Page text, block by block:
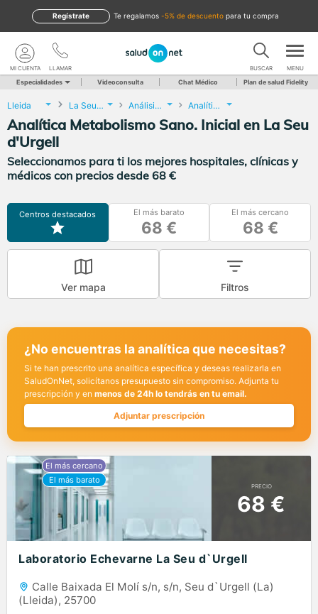
te regalamos -5% de descuento para tu compra
Regístrate
LLAMAR
MI CUENTA BUSCAR MENU
Especialidades Videoconsulta Chat Médico Plan de salud Fidelity
Lleida La Seu d'Urgell Análisis Clínicos Analítica Metabolismo Sano. Inicial
Analítica Metabolismo Sano. Inicial en La Seu
d'Urgell
Seleccionamos para ti los mejores hospitales, clínicas y
médicos con precios desde 68 €
Centros destacados El más barato
68 €
El más cercano
68 €
Ver mapa Filtros
¿No encuentras la analítica que necesitas?
Si te han prescrito una analítica específica y deseas realizarla en
SaludOnNet, solicítanos presupuesto sin compromiso. Adjunta tu
prescripción y en menos de 24h lo tendrás en tu email.
Adjuntar prescripción
PRECIO
68 €
Laboratorio Echevarne La Seu d`Urgell
Calle Baixada El Molí s/n, s/n, Seu d`Urgell (La)
(Lleida), 25700